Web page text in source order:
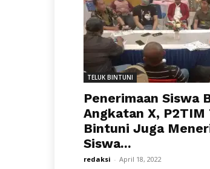
TELUK BINTUNI
Penerimaan Siswa
Angkatan X, P2TIM
Bintuni Juga
Siswa...
redaksi - April 18, 2022